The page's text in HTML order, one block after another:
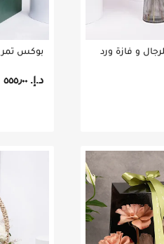
و فازة ورد بوكس تمر
د.إ.‏ ٥٥٥٫٠٠